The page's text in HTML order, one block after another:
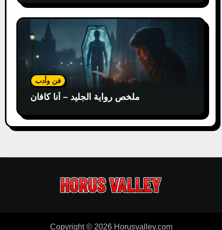
فن وأدب
ملخص رواية الجليد – آنا كافان
Copyright © 2026 Horusvalley.com